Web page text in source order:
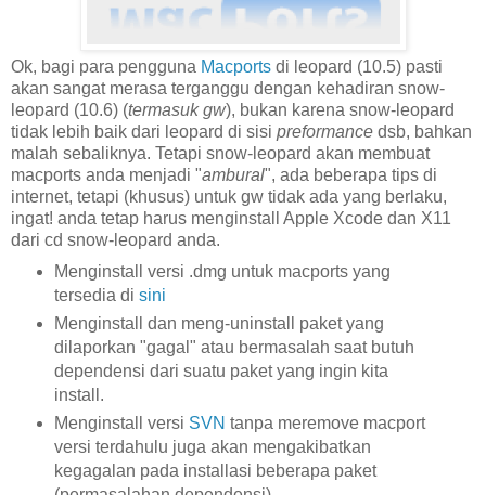
Ok, bagi para pengguna Macports di leopard (10.5) pasti
akan sangat merasa terganggu dengan kehadiran snow-
leopard (10.6) (termasuk gw), bukan karena snow-leopard
tidak lebih baik dari leopard di sisi preformance dsb, bahkan
malah sebaliknya. Tetapi snow-leopard akan membuat
macports anda menjadi "ambural", ada beberapa tips di
internet, tetapi (khusus) untuk gw tidak ada yang berlaku,
ingat! anda tetap harus menginstall Apple Xcode dan X11
dari cd snow-leopard anda.
Menginstall versi .dmg untuk macports yang
tersedia di sini
Menginstall dan meng-uninstall paket yang
dilaporkan "gagal" atau bermasalah saat butuh
dependensi dari suatu paket yang ingin kita
install.
Menginstall versi SVN tanpa meremove macport
versi terdahulu juga akan mengakibatkan
kegagalan pada installasi beberapa paket